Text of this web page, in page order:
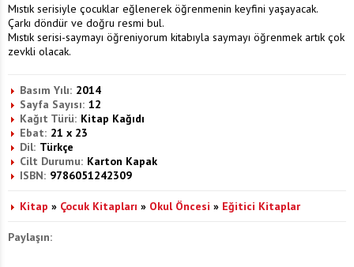
Mıstık serisiyle çocuklar eğlenerek öğrenmenin keyfini yaşayacak.
Çarkı döndür ve doğru resmi bul.
Mıstık serisi-saymayı öğreniyorum kitabıyla saymayı öğrenmek artık çok
zevkli olacak.
Basım Yılı: 2014
Sayfa Sayısı: 12
Kağıt Türü: Kitap Kağıdı
Ebat: 21 x 23
Dil: Türkçe
Cilt Durumu: Karton Kapak
ISBN: 9786051242309
Kitap » Çocuk Kitapları » Okul Öncesi » Eğitici Kitaplar
Paylaşın: